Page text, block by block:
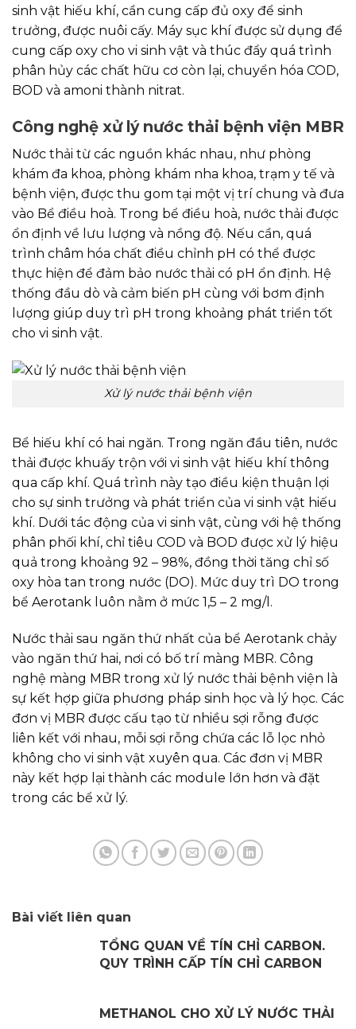
sinh vật hiếu khí, cần cung cấp đủ oxy để sinh
trưởng, được nuôi cấy. Máy sục khí được sử dụng để
cung cấp oxy cho vi sinh vật và thúc đẩy quá trình
phân hủy các chất hữu cơ còn lại, chuyển hóa COD,
BOD và amoni thành nitrat.
Công nghệ xử lý nước thải bệnh viện MBR
Nước thải từ các nguồn khác nhau, như phòng
khám đa khoa, phòng khám nha khoa, trạm y tế và
bệnh viện, được thu gom tại một vị trí chung và đưa
vào Bể điều hoà. Trong bể điều hoà, nước thải được
ổn định về lưu lượng và nồng độ. Nếu cần, quá
trình châm hóa chất điều chỉnh pH có thể được
thực hiện để đảm bảo nước thải có pH ổn định. Hệ
thống đầu dò và cảm biến pH cùng với bơm định
lượng giúp duy trì pH trong khoảng phát triển tốt
cho vi sinh vật.
Xử lý nước thải bệnh viện
Bể hiếu khí có hai ngăn. Trong ngăn đầu tiên, nước
thải được khuấy trộn với vi sinh vật hiếu khí thông
qua cấp khí. Quá trình này tạo điều kiện thuận lợi
cho sự sinh trưởng và phát triển của vi sinh vật hiếu
khí. Dưới tác động của vi sinh vật, cùng với hệ thống
phân phối khí, chỉ tiêu COD và BOD được xử lý hiệu
quả trong khoảng 92 – 98%, đồng thời tăng chỉ số
oxy hòa tan trong nước (DO). Mức duy trì DO trong
bể Aerotank luôn nằm ở mức 1,5 – 2 mg/l.
Nước thải sau ngăn thứ nhất của bể Aerotank chảy
vào ngăn thứ hai, nơi có bố trí màng MBR. Công
nghệ màng MBR trong xử lý nước thải bệnh viện là
sự kết hợp giữa phương pháp sinh học và lý học. Các
đơn vị MBR được cấu tạo từ nhiều sợi rỗng được
liên kết với nhau, mỗi sợi rỗng chứa các lỗ lọc nhỏ
không cho vi sinh vật xuyên qua. Các đơn vị MBR
này kết hợp lại thành các module lớn hơn và đặt
trong các bể xử lý.
Bài viết liên quan
TỔNG QUAN VỀ TÍN CHỈ CARBON.
QUY TRÌNH CẤP TÍN CHỈ CARBON
METHANOL CHO XỬ LÝ NƯỚC THẢI